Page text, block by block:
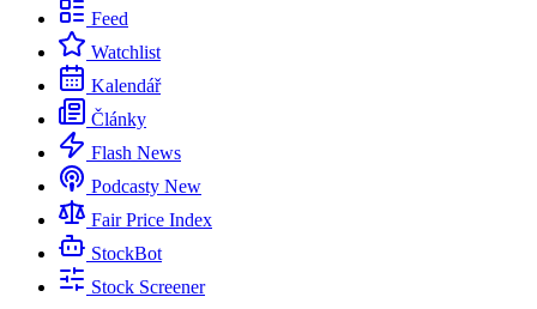
Feed
Watchlist
Kalendář
Články
Flash News
Podcasty New
Fair Price Index
StockBot
Stock Screener